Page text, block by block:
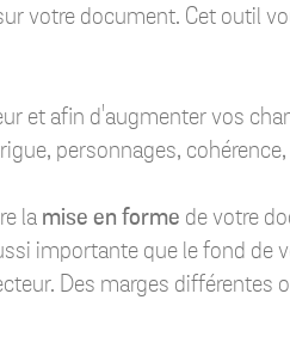
votre document. Cet outil
et afin d'augmenter vos
personnages,
la mise en forme de votre
importante que le fond
Des marges